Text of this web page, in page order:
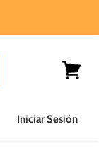
Iniciar Sesión